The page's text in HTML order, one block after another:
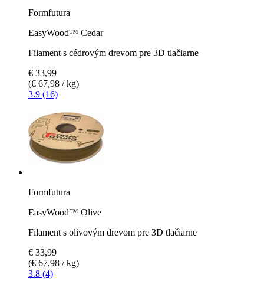
Formfutura
EasyWood™ Cedar
Filament s cédrovým drevom pre 3D tlačiarne
€ 33,99
(€ 67,98 / kg)
3.9 (16)
Formfutura
EasyWood™ Olive
Filament s olivovým drevom pre 3D tlačiarne
€ 33,99
(€ 67,98 / kg)
3.8 (4)